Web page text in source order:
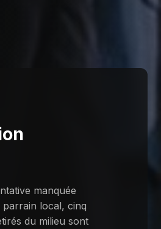
manquée
local, cinq
du milieu sont